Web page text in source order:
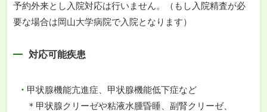
予約外来とし入院対応は行いません。（もし入院精査が必
要な場合は岡山大学病院で入院となります）
対応可能疾患
甲状腺機能亢進症、甲状腺機能低下症など
＊甲状腺クリーゼや粘液水腫昏睡、副腎クリーゼ、